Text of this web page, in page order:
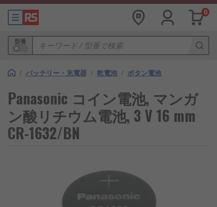
0
型番
/ バッテリー・充電器 / 乾電池 / ボタン電池
Panasonic コイン電池, マンガ
ン酸リチウム電池, 3 V 16 mm
CR-1632/BN